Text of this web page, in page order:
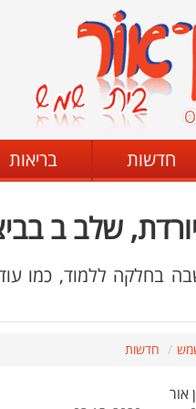
חדשות בריאות
שלב ב
בחלקה ללמוד, כמו
חדשות
אור